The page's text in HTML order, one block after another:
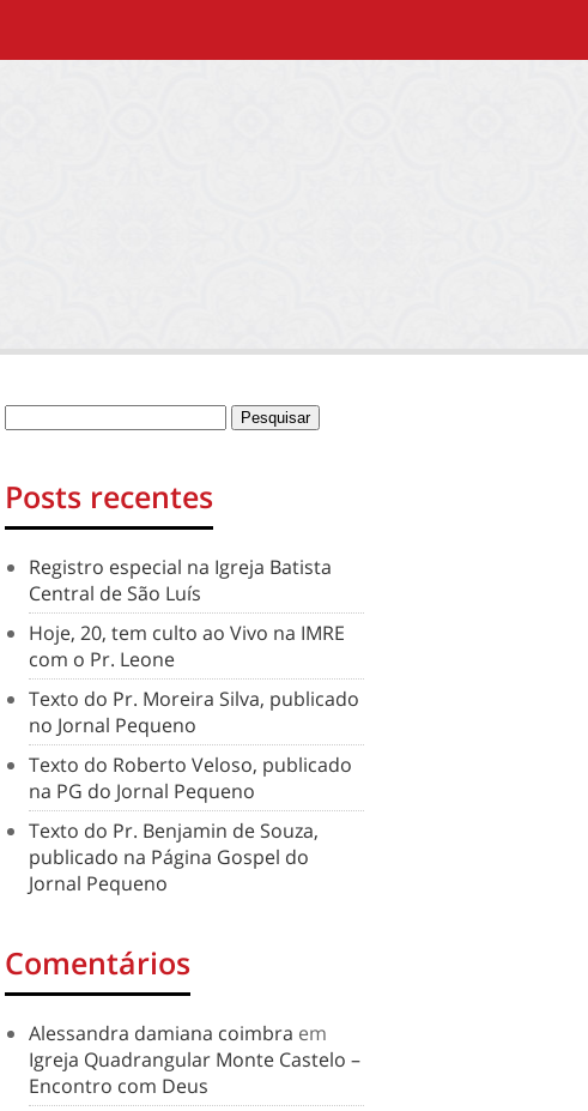
Posts recentes
Registro especial na Igreja Batista
Central de São Luís
Hoje, 20, tem culto ao Vivo na IMRE
com o Pr. Leone
Texto do Pr. Moreira Silva, publicado
no Jornal Pequeno
Texto do Roberto Veloso, publicado
na PG do Jornal Pequeno
Texto do Pr. Benjamin de Souza,
publicado na Página Gospel do
Jornal Pequeno
Comentários
Alessandra damiana coimbra em
Igreja Quadrangular Monte Castelo –
Encontro com Deus